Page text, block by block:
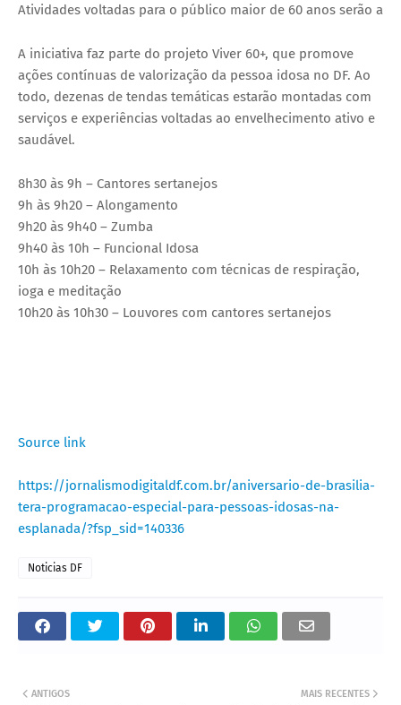
Atividades voltadas para o público maior de 60 anos serão
A iniciativa faz parte do projeto Viver 60+, que promove
ações contínuas de valorização da pessoa idosa no DF. Ao
todo, dezenas de tendas temáticas estarão montadas com
serviços e experiências voltadas ao envelhecimento ativo e
saudável.
8h30 às 9h – Cantores sertanejos
9h às 9h20 – Alongamento
9h20 às 9h40 – Zumba
9h40 às 10h – Funcional Idosa
10h às 10h20 – Relaxamento com técnicas de respiração,
ioga e meditação
10h20 às 10h30 – Louvores com cantores sertanejos
Source link
https://jornalismodigitaldf.com.br/aniversario-de-brasilia-
tera-programacao-especial-para-pessoas-idosas-na-
esplanada/?fsp_sid=140336
Noticias DF
MAIS RECENTES
ANTIGOS